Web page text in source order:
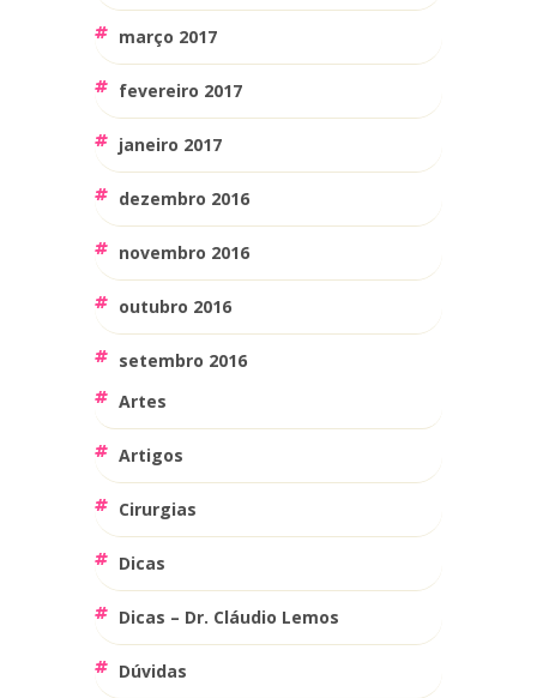
março 2017
fevereiro 2017
janeiro 2017
dezembro 2016
novembro 2016
outubro 2016
setembro 2016
Artes
Artigos
Cirurgias
Dicas
Dicas – Dr. Cláudio Lemos
Dúvidas